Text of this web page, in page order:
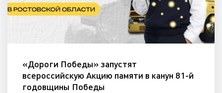
«Дороги Победы» запустят
всероссийскую Акцию памяти в канун 81-й
годовщины Победы